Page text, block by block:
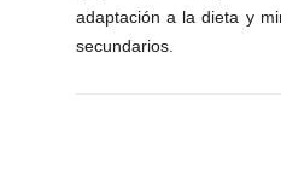
adaptación a la dieta y
secundarios.